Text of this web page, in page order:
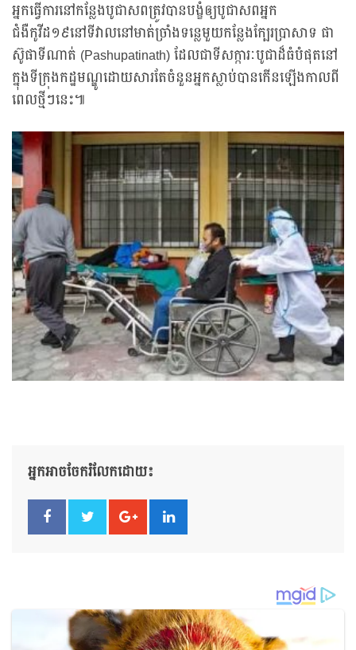
អ្នកធ្វើការនៅកន្លែងបូជាសពត្រូវបានបង្ខំឲ្យបូជាសពអ្នក
ជំងឺកូវីដ១៩នៅទីវាលនៅមាត់ច្រាំងទន្លេមួយកន្លែងក្បែរប្រាសាទ ផា
ស៊ូផាទីណាត់ (Pashupatinath) ដែលជាទីសក្ការៈបូជាដ៏ធំបំផុតនៅ
ក្នុងទីក្រុងកដ្ឋមណ្ឌូដោយសារតែចំនួនអ្នកស្លាប់បានកើនឡើងកាលពី
ពេលថ្មីៗនេះ៕
អ្នកអាចចែករំលែកដោយ៖